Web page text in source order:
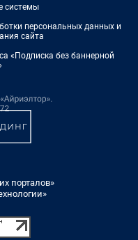
системы
персональных данных и
сайта
«Подписка без баннерной
порталов»